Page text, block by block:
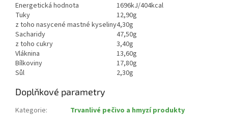
Energetická hodnota
1696kJ/404kcal
Tuky
12,90g
z toho nasycené mastné kyseliny4,30g
Sacharidy
47,50g
z toho cukry
3,40g
Vláknina
13,60g
Bílkoviny
17,80g
Sůl
2,30g
Doplňkové parametry
Kategorie:
Trvanlivé pečivo a hmyzí produkty